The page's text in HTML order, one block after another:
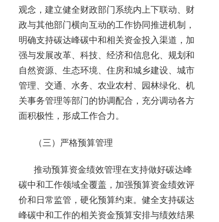
观念，建立健全财政部门系统内上下联动、财
政与其他部门横向互动的工作协同推进机制，
明确支持碳达峰碳中和相关资金投入渠道，加
强与发展改革、科技、经济和信息化、规划和
自然资源、生态环境、住房和城乡建设、城市
管理、交通、水务、农业农村、园林绿化、机
关事务管理等部门的协调配合，充分调动各方
面积极性，形成工作合力。
（三）严格预算管理
推动预算资金绩效管理在支持做好碳达峰
碳中和工作领域全覆盖，加强预算资金绩效评
价和日常监管，硬化预算约束。健全支持碳达
峰碳中和工作的相关资金预算安排与绩效结果